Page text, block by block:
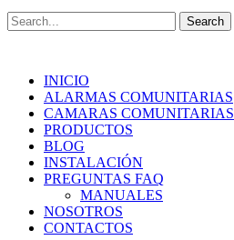
Search
for:
INICIO
ALARMAS COMUNITARIAS
CAMARAS COMUNITARIAS
PRODUCTOS
BLOG
INSTALACIÓN
PREGUNTAS FAQ
MANUALES
NOSOTROS
CONTACTOS